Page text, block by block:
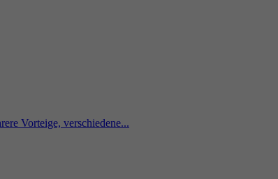
Vorteige, verschiedene...